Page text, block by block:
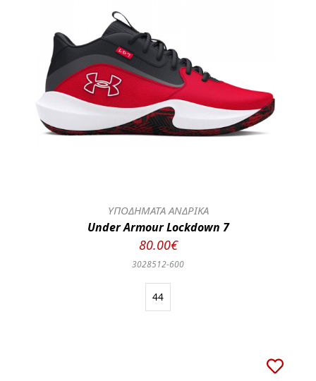
ΥΠΟΔΗΜΑΤΑ ΑΝΔΡΙΚΑ
Under Armour Lockdown 7
80.00€
3028512-600
44